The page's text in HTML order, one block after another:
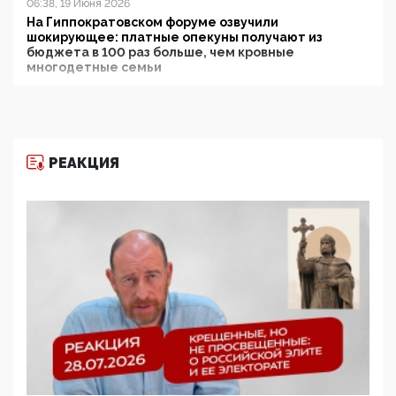
06:38, 19 Июня 2026
На Гиппократовском форуме озвучили
шокирующее: платные опекуны получают из
бюджета в 100 раз больше, чем кровные
многодетные семьи
11:53, 09 Июня 2026
деятельность ИИТО ЮНЕСКО в России, но
цифроглобалисты продолжают определять
повестку в образовании
09:43, 01 Июня 2026
5G за счет здоровья граждан: Минцифры намерено
отобрать у регионов и муниципалитетов право
защищать жилые дома и социальные объекты от
05:58, 26 Мая 2026
Роскомнадзор освободили от борца с
деструктивным и опасным контентом
РЕАКЦИЯ